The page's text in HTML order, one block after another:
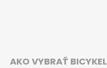
AKO VYBRAŤ BICYKEL